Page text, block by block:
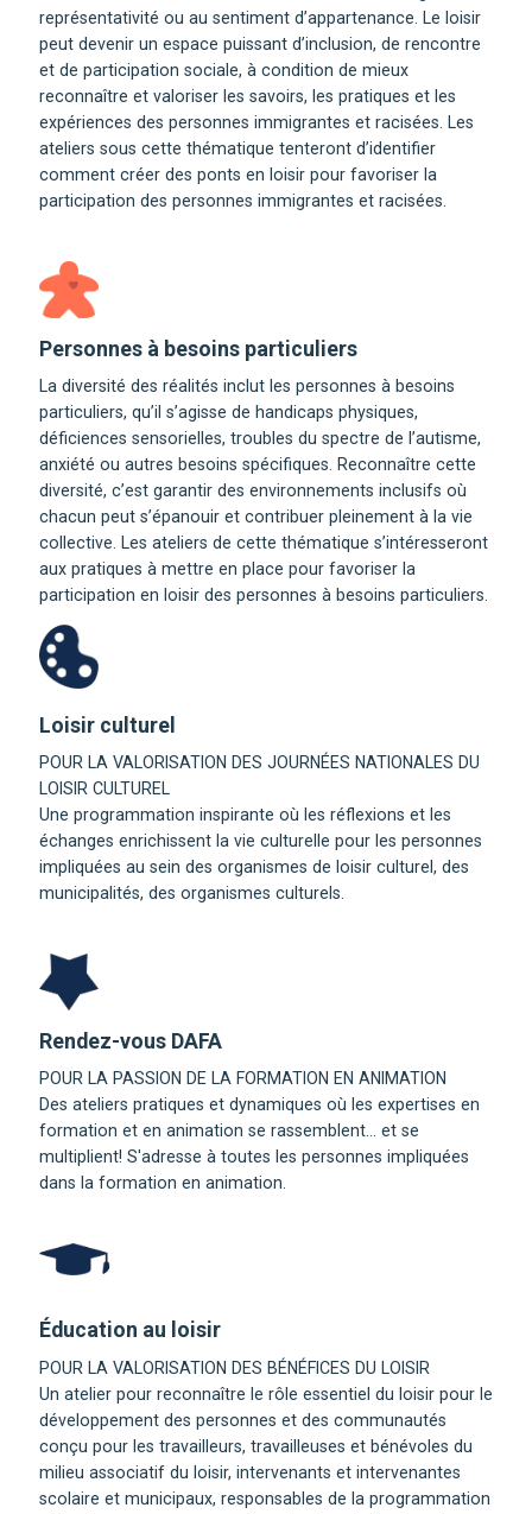
représentativité ou au sentiment d’appartenance. Le loisir
peut devenir un espace puissant d’inclusion, de rencontre
et de participation sociale, à condition de mieux
reconnaître et valoriser les savoirs, les pratiques et les
expériences des personnes immigrantes et racisées. Les
ateliers sous cette thématique tenteront d’identifier
comment créer des ponts en loisir pour favoriser la
participation des personnes immigrantes et racisées.
Personnes à besoins particuliers
La diversité des réalités inclut les personnes à besoins
particuliers, qu’il s’agisse de handicaps physiques,
déficiences sensorielles, troubles du spectre de l’autisme,
anxiété ou autres besoins spécifiques. Reconnaître cette
diversité, c’est garantir des environnements inclusifs où
chacun peut s’épanouir et contribuer pleinement à la vie
collective. Les ateliers de cette thématique s’intéresseront
aux pratiques à mettre en place pour favoriser la
participation en loisir des personnes à besoins particuliers.
Loisir culturel
POUR LA VALORISATION DES JOURNÉES NATIONALES DU
LOISIR CULTUREL
Une programmation inspirante où les réflexions et les
échanges enrichissent la vie culturelle pour les personnes
impliquées au sein des organismes de loisir culturel, des
municipalités, des organismes culturels.
Rendez-vous DAFA
POUR LA PASSION DE LA FORMATION EN ANIMATION
Des ateliers pratiques et dynamiques où les expertises en
formation et en animation se rassemblent... et se
multiplient! S'adresse à toutes les personnes impliquées
dans la formation en animation.
Éducation au loisir
POUR LA VALORISATION DES BÉNÉFICES DU LOISIR
Un atelier pour reconnaître le rôle essentiel du loisir pour le
développement des personnes et des communautés
conçu pour les travailleurs, travailleuses et bénévoles du
milieu associatif du loisir, intervenants et intervenantes
scolaire et municipaux, responsables de la programmation